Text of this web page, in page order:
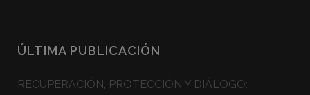
ÚLTIMA PUBLICACIÓN
RECUPERACIÓN, PROTECCIÓN Y DIÁLOGO: